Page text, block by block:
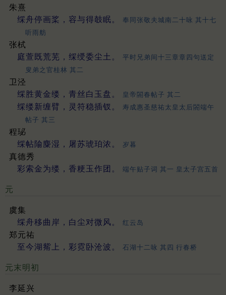
朱熹
䌽舟停画桨，容与得攲眠。
奉同张敬夫城南二十咏 其十七
听雨舫
张栻
庭萱既荒芜，䌽绶委尘土。
平时兄弟间十三章章四句送定
叟弟之官桂林 其二
卫泾
䌽胜黄金缕，青丝白玉盘。
皇帝閤春帖子 其二
䌽缕新缠臂，灵符稳插钗。
寿成惠圣慈祐太皇太后閤端午
帖子 其三
程珌
䌽帖隃麋湿，屠苏琥珀浓。
岁暮
真德秀
彩索金为缕，香粳玉作团。
端午贴子词 其一 皇太子宫五首
元
虞集
䌽舟移曲岸，白尘对微风。
红云岛
郑元祐
至今湖觜上，彩霓卧沧波。
石湖十二咏 其四 行春桥
元末明初
李延兴